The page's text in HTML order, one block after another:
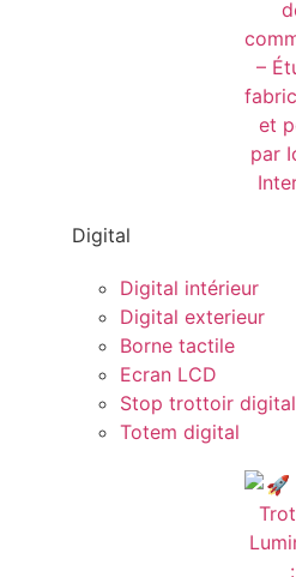
Digital
Digital intérieur
Digital exterieur
Borne tactile
Ecran LCD
Stop trottoir digital
Totem digital